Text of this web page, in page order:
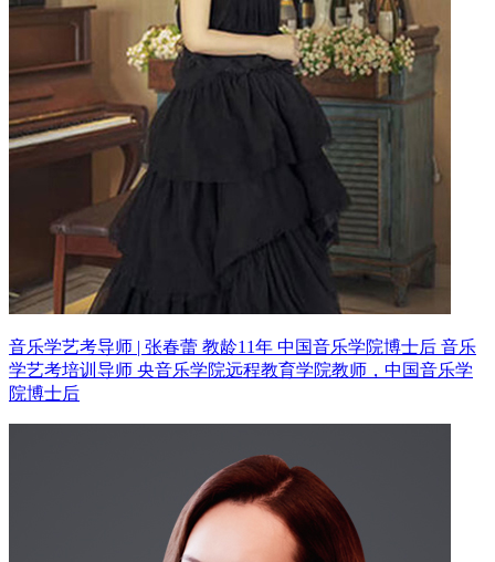
音乐学艺考导师 | 张春蕾 教龄11年 中国音乐学院博士后 音乐
学艺考培训导师 央音乐学院远程教育学院教师，中国音乐学
院博士后